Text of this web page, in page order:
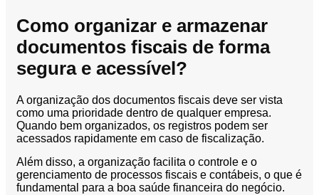
Como organizar e armazenar
documentos fiscais de forma
segura e acessível?
A organização dos documentos fiscais deve ser vista
como uma prioridade dentro de qualquer empresa.
Quando bem organizados, os registros podem ser
acessados rapidamente em caso de fiscalização.
Além disso, a organização facilita o controle e o
gerenciamento de processos fiscais e contábeis, o que é
fundamental para a boa saúde financeira do negócio.